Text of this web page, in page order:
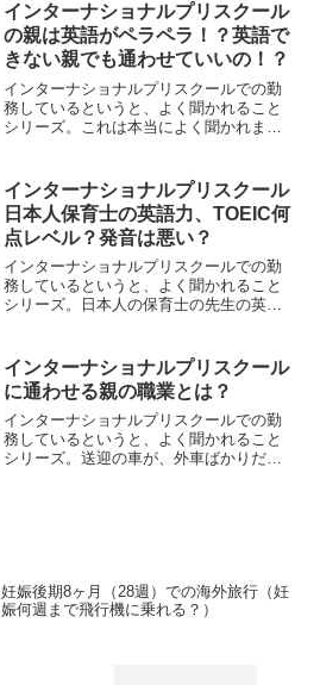
インターナショナルプリスクール
の親は英語がペラペラ！？英語で
きない親でも通わせていいの！？
インターナショナルプリスクールでの勤
務しているというと、よく聞かれること
シリーズ。これは本当によく聞かれまし
どもをインターナショナルプリスクール
に通わせてもいいですか？...
インターナショナルプリスクール
日本人保育士の英語力、TOEIC何
点レベル？発音は悪い？
インターナショナルプリスクールでの勤
務しているというと、よく聞かれること
シリーズ。日本人の保育士の先生の英語
ルですか？日本人保育士の英語レベル
英語力不問って本当！？意...
インターナショナルプリスクール
に通わせる親の職業とは？
インターナショナルプリスクールでの勤
務しているというと、よく聞かれること
シリーズ。送迎の車が、外車ばかりだよ
妊娠後期8ヶ月（28週）での海外旅行（妊
娠何週まで飛行機に乗れる？）